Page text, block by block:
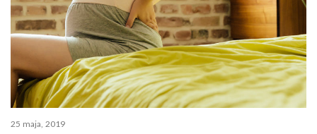
25 maja, 2019